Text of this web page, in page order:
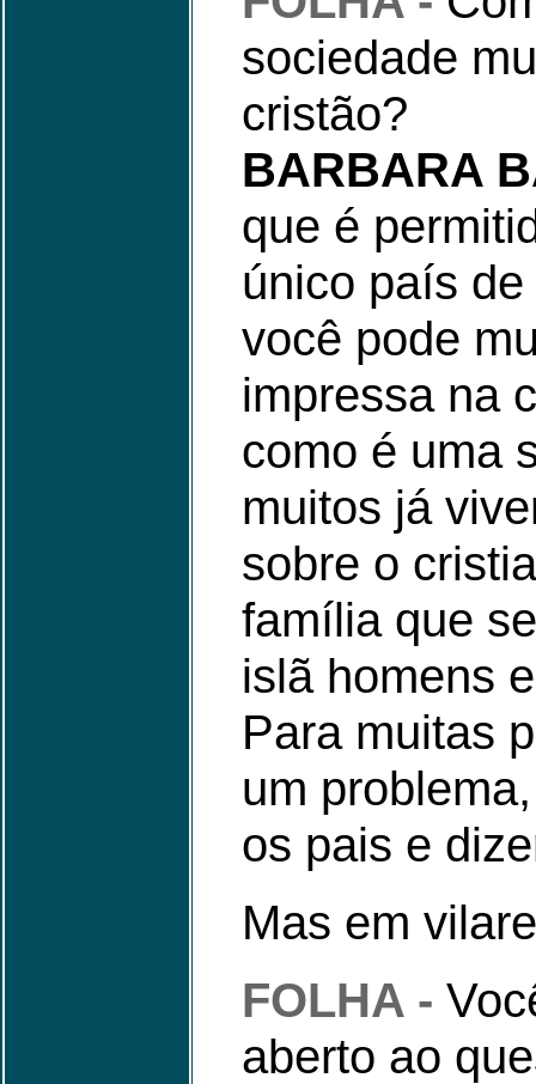
sociedade
cristão?
BARBARA
que é
único país
você pode
impressa na
como é uma
muitos já
sobre o
família que
islã homens
Para muitas
um
os pais e
Mas em
FOLHA -
aberto ao